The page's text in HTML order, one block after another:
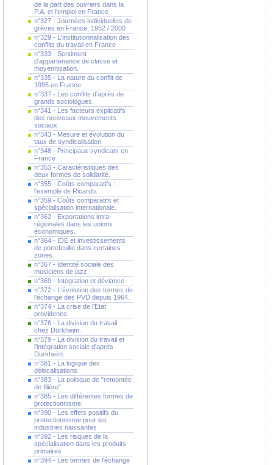
de la part des ouvriers dans la
P.A. et l'emploi en France
n°327 - Journées individuelles de
grèves en France, 1952 / 2000
n°329 - L'institutionnalisation des
conflits du travail en France
n°333 - Sentiment
d'appartenance de classe et
moyennisation.
n°335 - La nature du conflit de
1995 en France.
n°337 - Les conflits d'après de
grands sociologues.
n°341 - Les facteurs explicatifs
des nouveaux mouvements
sociaux
n°343 - Mesure et évolution du
taux de syndicalisation
n°348 - Principaux syndicats en
France
n°353 - Caractéristiques des
deux formes de solidarité.
n°355 - Coûts comparatifs :
l'exemple de Ricardo.
n°359 - Coûts comparatifs et
spécialisation internationale.
n°362 - Exportations intra-
régionales dans les unions
économiques.
n°364 - IDE et investissements
de portefeuille dans certaines
zones.
n°367 - Identité sociale des
musiciens de jazz.
n°369 - Intégration et déviance
n°372 - L'évolution des termes de
l'échange des PVD depuis 1964.
n°374 - La crise de l'Etat
providence.
n°376 - La division du travail
chez Durkheim.
n°379 - La division du travail et
l'intégration sociale d'après
Durkheim.
n°381 - La logique des
délocalisations
n°383 - La politique de "remontée
de filière"
n°385 - Les différentes formes de
protectionnisme.
n°390 - Les effets positifs du
protectionnisme pour les
industries naissantes
n°392 - Les risques de la
spécialisation dans les produits
primaires
n°394 - Les termes de l'échange